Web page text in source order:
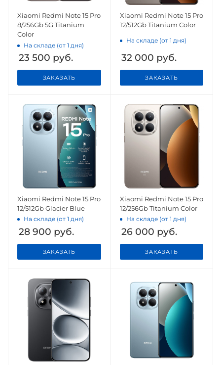
Xiaomi Redmi Note 15 Pro
8/256Gb 5G Titanium
Color
На складе (от 1 дня)
23 500 руб.
ЗАКАЗАТЬ
Xiaomi Redmi Note 15 Pro
12/512Gb Titanium Color
На складе (от 1 дня)
32 000 руб.
ЗАКАЗАТЬ
Xiaomi Redmi Note 15 Pro
12/512Gb Glacier Blue
На складе (от 1 дня)
28 900 руб.
ЗАКАЗАТЬ
Xiaomi Redmi Note 15 Pro
12/256Gb Titanium Color
На складе (от 1 дня)
26 000 руб.
ЗАКАЗАТЬ